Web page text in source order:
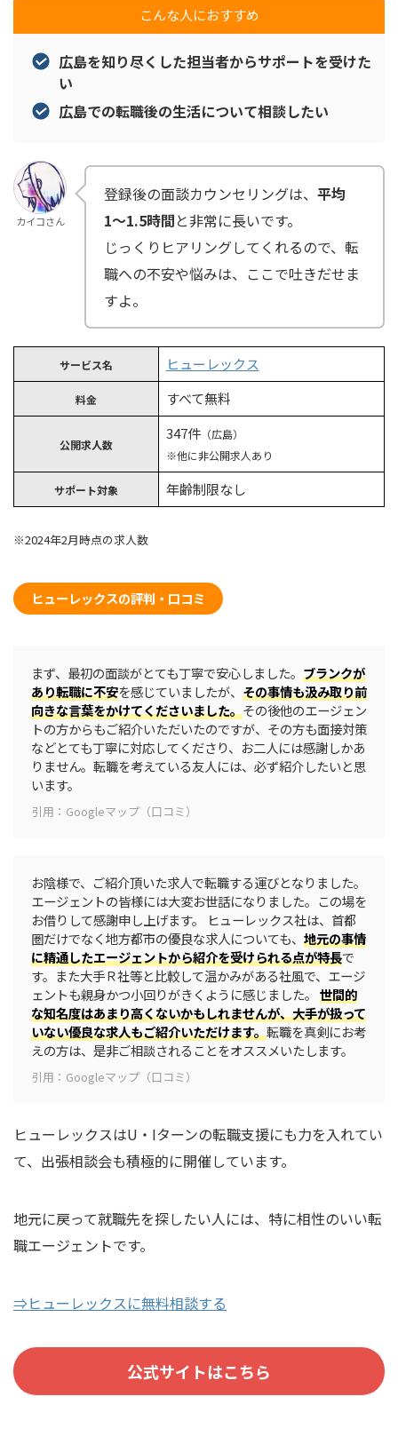
こんな人におすすめ
広島を知り尽くした担当者からサポートを受けた
い
広島での転職後の生活について相談したい
カイコさん
登録後の面談カウンセリングは、 平均
1〜1.5時間と非常に長いです。
じっくりヒアリングしてくれるので、転
職への不安や悩みは、ここで吐きだせま
すよ。
サービス名 ヒューレックス
料金 すべて無料
公開求人数
347件（広島）
※他に非公開求人あり
サポート対象 年齢制限なし
※2024年2月時点の求人数
ヒューレックスの評判・口コミ
まず、最初の面談がとても丁寧で安心しました。 ブランクが
あり転職に不安を感じていましたが、 その事情も汲み取り前
向きな言葉をかけてくださいました。その後他のエージェン
トの方からもご紹介いただいたのですが、その方も面接対策
などとても丁寧に対応してくださり、お二人には感謝しかあ
りません。転職を考えている友人には、必ず紹介したいと思
います。
引用：Googleマップ（口コミ）
お陰様で、ご紹介頂いた求人で転職する運びとなりました。
エージェントの皆様には大変お世話になりました。この場を
お借りして感謝申し上げます。 ヒューレックス社は、首都
圏だけでなく地方都市の優良な求人についても、 地元の事情
に精通したエージェントから紹介を受けられる点が特長で
す。また大手Ｒ社等と比較して温かみがある社風で、エージ
ェントも親身かつ小回りがきくように感じました。 世間的
な知名度はあまり高くないかもしれませんが、大手が扱って
いない優良な求人もご紹介いただけます。転職を真剣にお考
えの方は、是非ご相談されることをオススメいたします。
引用：Googleマップ（口コミ）
ヒューレックスはU・Iターンの転職支援にも力を入れてい
て、出張相談会も積極的に開催しています。
地元に戻って就職先を探したい人には、特に相性のいい転
職エージェントです。
⇒ヒューレックスに無料相談する
公式サイトはこちら